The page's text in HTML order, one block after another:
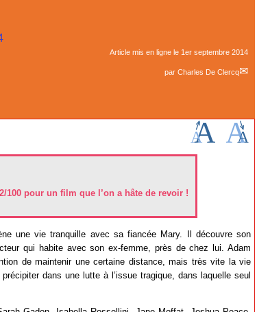
Article mis en ligne le 1er septembre 2014
par Charles De Clercq
100 pour un film que l’on a hâte de revoir !
une vie tranquille avec sa fiancée Mary. Il découvre son
qui habite avec son ex-femme, près de chez lui. Adam
de maintenir une certaine distance, mais très vite la vie
dans une lutte à l’issue tragique, dans laquelle seul